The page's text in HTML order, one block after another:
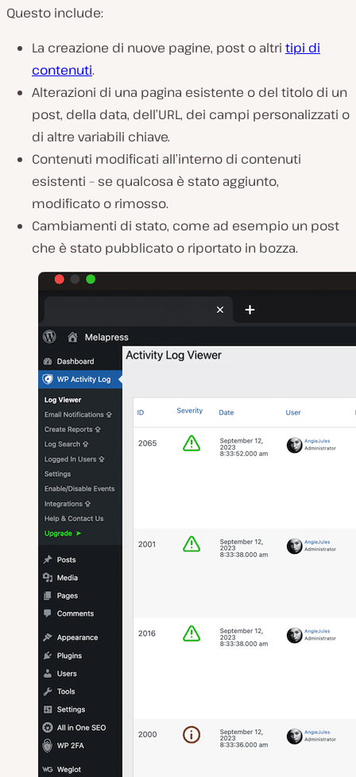
Questo include:
La creazione di nuove pagine, post o altri tipi di
contenuti.
Alterazioni di una pagina esistente o del titolo di un
post, della data, dell’URL, dei campi personalizzati o
di altre variabili chiave.
Contenuti modificati all’interno di contenuti
esistenti – se qualcosa è stato aggiunto,
modificato o rimosso.
Cambiamenti di stato, come ad esempio un post
che è stato pubblicato o riportato in bozza.